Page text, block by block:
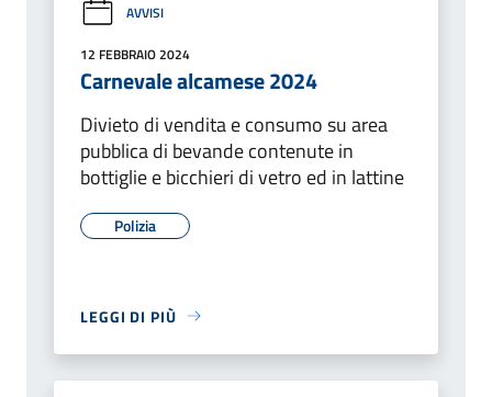
AVVISI
12 FEBBRAIO 2024
Carnevale alcamese 2024
Divieto di vendita e consumo su area
pubblica di bevande contenute in
bottiglie e bicchieri di vetro ed in lattine
Polizia
LEGGI DI PIÙ